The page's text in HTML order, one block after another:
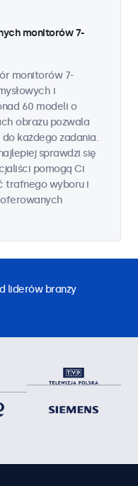
monitorów 7-
monitorów 7-
i
60 modeli o
obrazu pozwala
każdego zadania.
sprawdzi się
pomogą Ci
trafnego wyboru i
liderów branży